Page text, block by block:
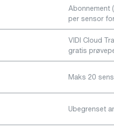
Abonnement
per sensor
VIDI Cloud
gratis
Maks 20
Ubegrenset